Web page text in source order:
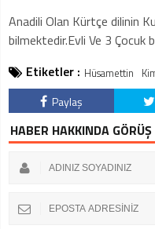
Anadili Olan Kürtçe dilinin
bilmektedir.Evli Ve 3 Çocuk
Etiketler : Hüsamettin
Paylaş
HABER HAKKINDA